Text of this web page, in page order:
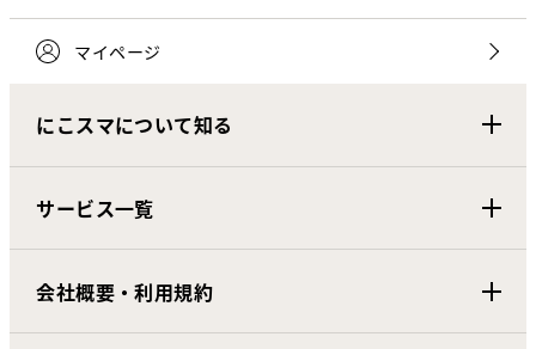
マイページ
にこスマについて知る
サービス一覧
会社概要・利用規約